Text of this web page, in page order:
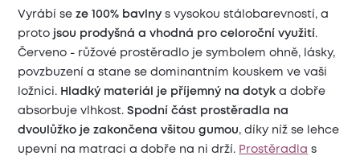
Vyrábí seze 100% bavlny s vysokou stálobarevností, a
proto jsou prodyšná a vhodná pro celoroční využití.
Červeno - růžové prostěradlo je symbolem ohně, lásky,
povzbuzení a stane se dominantním kouskem ve vaši
ložnici. Hladký materiál je příjemný na dotyk a dobře
absorbuje vlhkost.Spodní část prostěradla na
dvoulůžko je zakončena všitou gumou, díky níž se lehce
upevní na matraci a dobře na ni drží. Prostěradla s